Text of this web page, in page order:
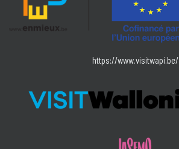
https://www.visitwapi.be/